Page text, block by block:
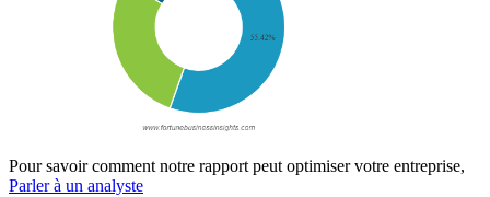
Pour savoir comment notre rapport peut optimiser votre entreprise,
Parler à un analyste